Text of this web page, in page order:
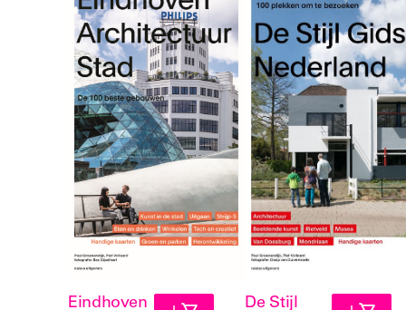
Eindhoven
De Stijl